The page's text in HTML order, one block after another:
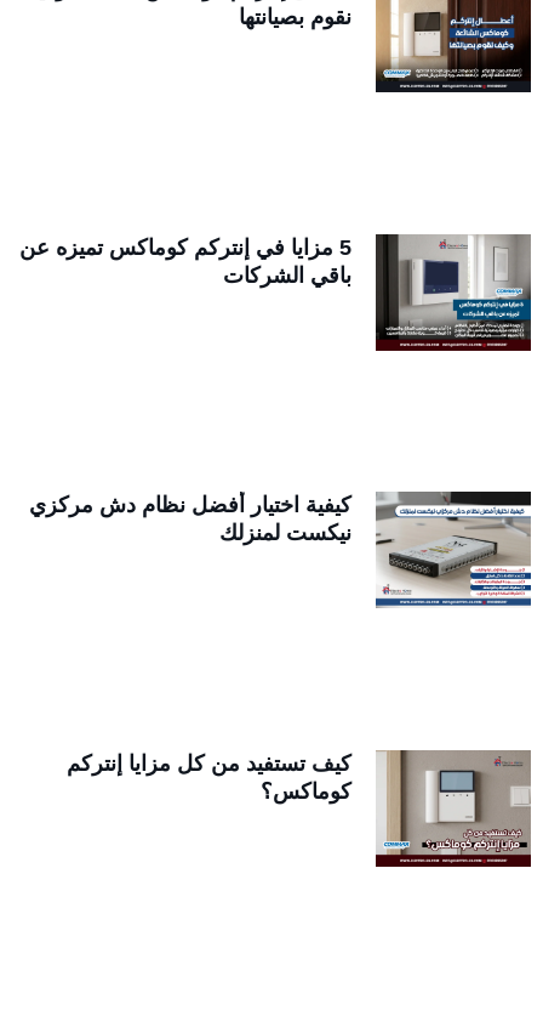
نقوم بصيانتها
5 مزايا في إنتركم كوماكس تميزه عن
باقي الشركات
كيفية اختيار أفضل نظام دش مركزي
نيكست لمنزلك
كيف تستفيد من كل مزايا إنتركم
كوماكس؟